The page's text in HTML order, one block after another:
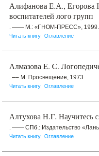
Алифанова Е.А., Егорова
воспитателей лого групп
. —— М.: «ГНОМ-ПРЕСС», 1999.
Читать книгу Оглавление
Алмазова Е. С.
. –– М: Просвещение, 1973
Читать книгу Оглавление
Алтухова Н.Г.
. —— СПб.: Издательство
Читать книгу Оглавление